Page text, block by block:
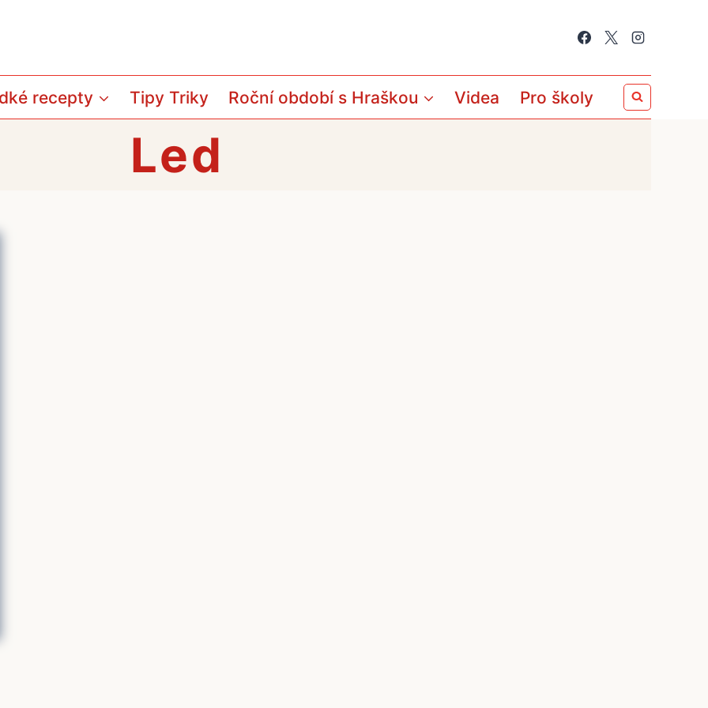
recepty Tipy Triky Roční období s Hraškou Videa Pro školy
Led